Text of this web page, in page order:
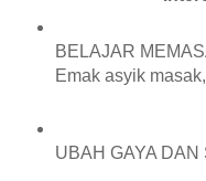
BELAJAR
Emak asyik
UBAH GAYA DAN